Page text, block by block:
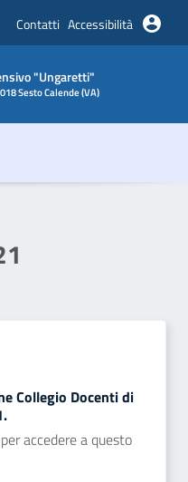
Contatti Accessibilità
"Ungaretti"
Sesto Calende (VA)
Collegio Docenti di
accedere a questo